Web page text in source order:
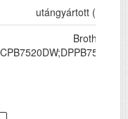
utángyártott (New
Brother